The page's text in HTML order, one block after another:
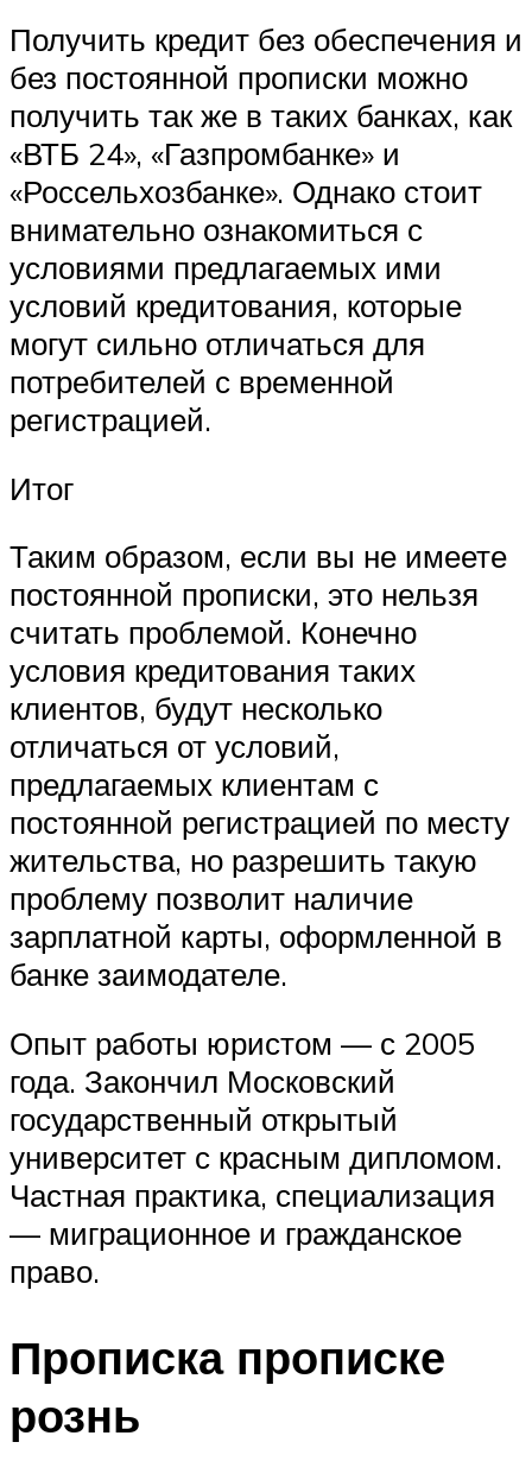
Получить кредит без обеспечения и
без постоянной прописки можно
получить так же в таких банках, как
«ВТБ 24», «Газпромбанке» и
«Россельхозбанке». Однако стоит
внимательно ознакомиться с
условиями предлагаемых ими
условий кредитования, которые
могут сильно отличаться для
потребителей с временной
регистрацией.
Итог
Таким образом, если вы не имеете
постоянной прописки, это нельзя
считать проблемой. Конечно
условия кредитования таких
клиентов, будут несколько
отличаться от условий,
предлагаемых клиентам с
постоянной регистрацией по месту
жительства, но разрешить такую
проблему позволит наличие
зарплатной карты, оформленной в
банке заимодателе.
Опыт работы юристом — с 2005
года. Закончил Московский
государственный открытый
университет с красным дипломом.
Частная практика, специализация
— миграционное и гражданское
право.
Прописка прописке
рознь